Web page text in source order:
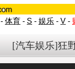
- 体育 - S - 娱乐 - V -
[汽车娱乐]狂